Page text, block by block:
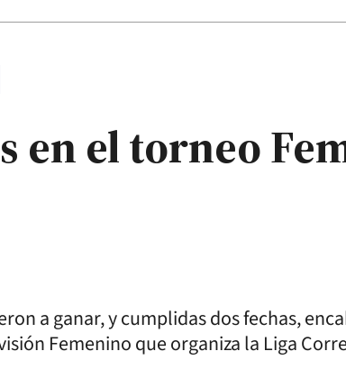
en el torneo
a ganar, y cumplidas dos fechas,
Femenino que organiza la Liga